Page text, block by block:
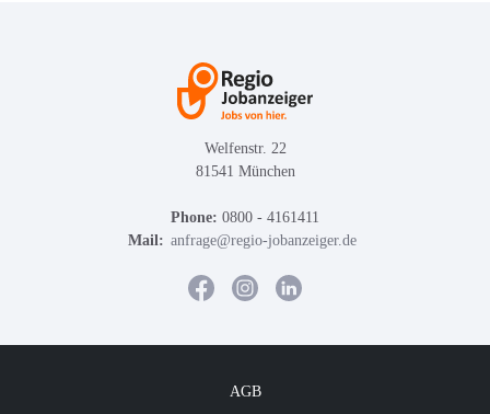
Welfenstr. 22
81541 München
Phone: 0800 - 4161411
Mail: anfrage@regio-jobanzeiger.de
AGB